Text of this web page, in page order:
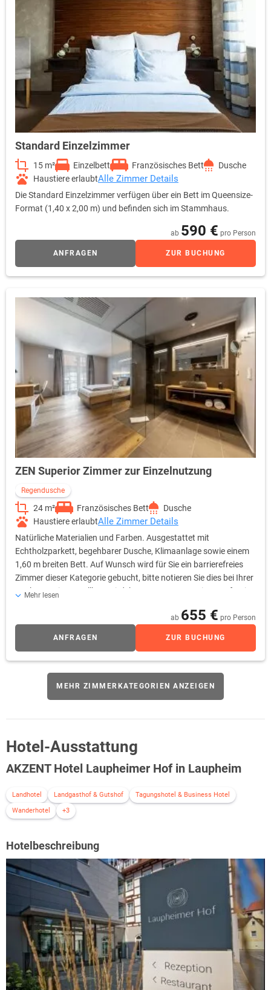
Standard Einzelzimmer
15 m² Einzelbett Französisches Bett
Dusche
Haustiere erlaubtAlle Zimmer Details
Die Standard Einzelzimmer verfügen über ein Bett im Queensize-
Format (1,40 x 2,00 m) und befinden sich im Stammhaus.
ab 590 € pro Person
ANFRAGEN ZUR BUCHUNG
ZEN Superior Zimmer zur Einzelnutzung
Regendusche
24 m² Französisches Bett
Dusche
Haustiere erlaubtAlle Zimmer Details
Natürliche Materialien und Farben. Ausgestattet mit
Echtholzparkett, begehbarer Dusche, Klimaanlage sowie einem
1,60 m breiten Bett. Auf Wunsch wird für Sie ein barrierefreies
Zimmer dieser Kategorie gebucht, bitte notieren Sie dies bei Ihrer
Buchung. Ein Zustellbett wird Ihnen gerne gegen einen Aufpreis
Mehr lesen
ab 655 € pro Person
ANFRAGEN ZUR BUCHUNG
MEHR ZIMMERKATEGORIEN ANZEIGEN
Hotel-Ausstattung
AKZENT Hotel Laupheimer Hof in Laupheim
Landhotel Landgasthof & Gutshof
Tagungshotel & Business Hotel
Wanderhotel
+3
Hotelbeschreibung